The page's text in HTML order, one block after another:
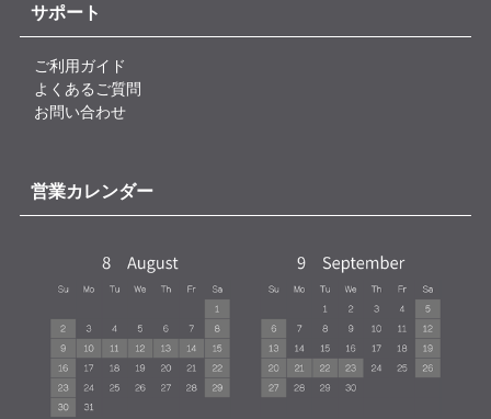
サポート
ご利用ガイド
よくあるご質問
お問い合わせ
営業カレンダー